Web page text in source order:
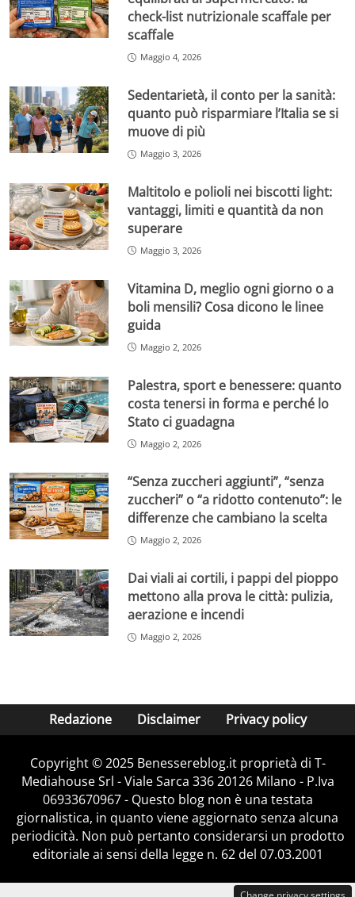
check-list nutrizionale scaffale per
scaffale
Maggio 4, 2026
Sedentarietà, il conto per la sanità:
quanto può risparmiare l’Italia se si
muove di più
Maggio 3, 2026
Maltitolo e polioli nei biscotti light:
vantaggi, limiti e quantità da non
superare
Maggio 3, 2026
Vitamina D, meglio ogni giorno o a
boli mensili? Cosa dicono le linee
guida
Maggio 2, 2026
Palestra, sport e benessere: quanto
costa tenersi in forma e perché lo
Stato ci guadagna
Maggio 2, 2026
“Senza zuccheri aggiunti”, “senza
zuccheri” o “a ridotto contenuto”: le
differenze che cambiano la scelta
Maggio 2, 2026
Dai viali ai cortili, i pappi del pioppo
mettono alla prova le città: pulizia,
aerazione e incendi
Maggio 2, 2026
Redazione Disclaimer Privacy policy
Copyright © 2025 Benessereblog.it proprietà di T-
Mediahouse Srl - Viale Sarca 336 20126 Milano - P.Iva
06933670967 - Questo blog non è una testata
giornalistica, in quanto viene aggiornato senza alcuna
periodicità. Non può pertanto considerarsi un prodotto
editoriale ai sensi della legge n. 62 del 07.03.2001